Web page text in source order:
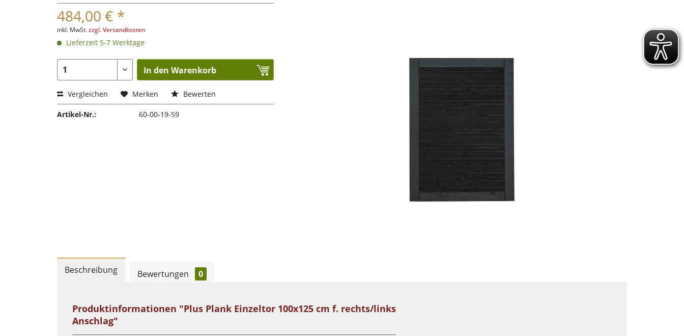
484,00 € *
inkl. MwSt.zzgl. Versandkosten
Lieferzeit 5-7 Werktage
In den Warenkorb
Vergleichen Merken Bewerten
Artikel-Nr.: 60-00-19-59
Beschreibung Bewertungen 0
Produktinformationen "Plus Plank Einzeltor 100x125 cm f. rechts/links
Anschlag"